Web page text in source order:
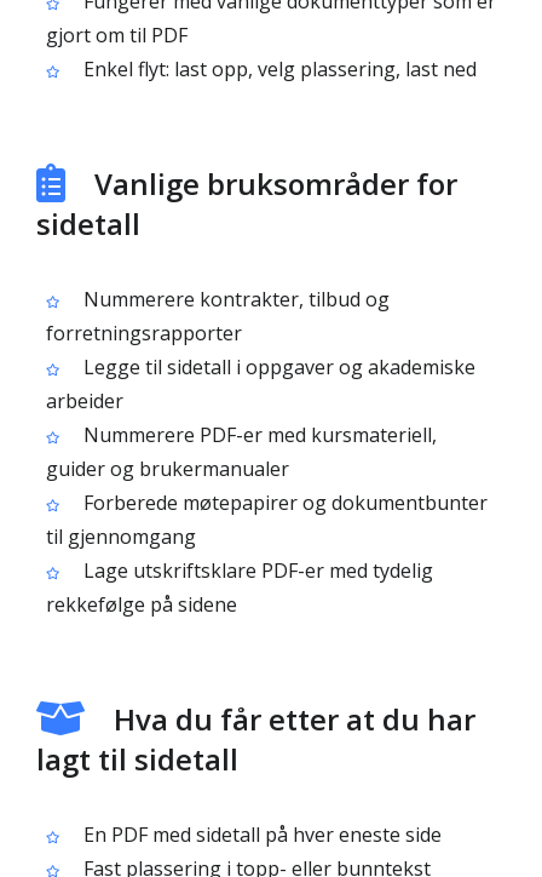
gjort om til PDF
Enkel flyt: last opp, velg plassering, last ned
Vanlige bruksområder for
sidetall
Nummerere kontrakter, tilbud og
forretningsrapporter
Legge til sidetall i oppgaver og akademiske
arbeider
Nummerere PDF-er med kursmateriell,
guider og brukermanualer
Forberede møtepapirer og dokumentbunter
til gjennomgang
Lage utskriftsklare PDF-er med tydelig
rekkefølge på sidene
Hva du får etter at du har
lagt til sidetall
En PDF med sidetall på hver eneste side
Fast plassering i topp- eller bunntekst